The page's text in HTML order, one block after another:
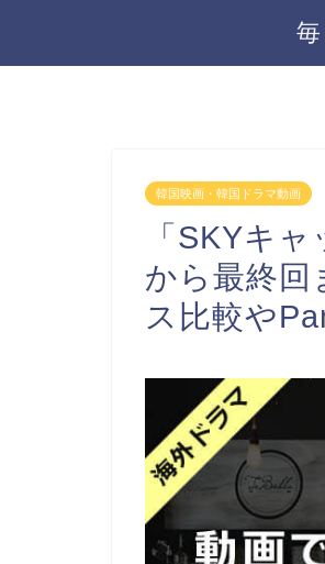
韓国映画・韓国ドラマ動画
「SKYキ
から最終回
ス比較や